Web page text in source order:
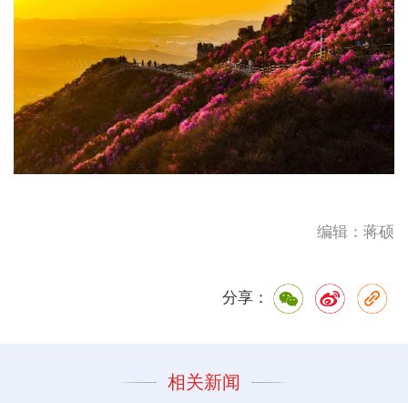
编辑：蒋硕
分享：
相关新闻